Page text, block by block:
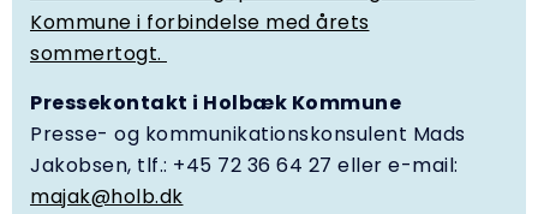
Kommune i forbindelse med årets
sommertogt.
Pressekontakt i Holbæk Kommune
Presse- og kommunikationskonsulent Mads
Jakobsen, tlf.: +45 72 36 64 27 eller e-mail:
majak@holb.dk